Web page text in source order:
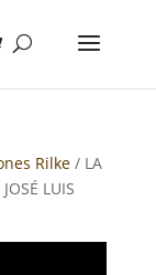
Rilke/ LA
LUIS